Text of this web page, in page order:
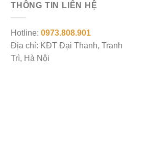
THÔNG TIN LIÊN HỆ
Hotline: 0973.808.901
Địa chỉ: KĐT Đại Thanh, Tranh
Trì, Hà Nội